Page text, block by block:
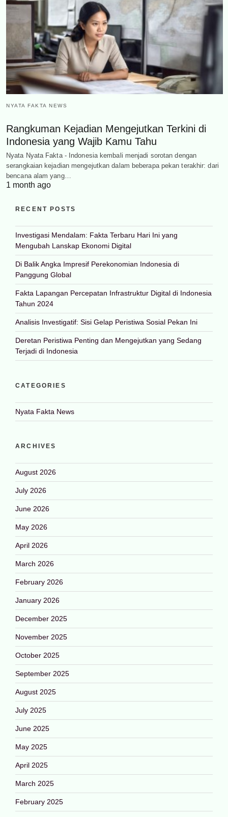
NYATA FAKTA NEWS
Rangkuman Kejadian Mengejutkan Terkini di
Indonesia yang Wajib Kamu Tahu
Nyata Nyata Fakta - Indonesia kembali menjadi sorotan dengan
serangkaian kejadian mengejutkan dalam beberapa pekan terakhir: dari
bencana alam yang…
1 month ago
RECENT POSTS
Investigasi Mendalam: Fakta Terbaru Hari Ini yang
Mengubah Lanskap Ekonomi Digital
Di Balik Angka Impresif Perekonomian Indonesia di
Panggung Global
Fakta Lapangan Percepatan Infrastruktur Digital di Indonesia
Tahun 2024
Analisis Investigatif: Sisi Gelap Peristiwa Sosial Pekan Ini
Deretan Peristiwa Penting dan Mengejutkan yang Sedang
Terjadi di Indonesia
CATEGORIES
Nyata Fakta News
ARCHIVES
August 2026
July 2026
June 2026
May 2026
April 2026
March 2026
February 2026
January 2026
December 2025
November 2025
October 2025
September 2025
August 2025
July 2025
June 2025
May 2025
April 2025
March 2025
February 2025